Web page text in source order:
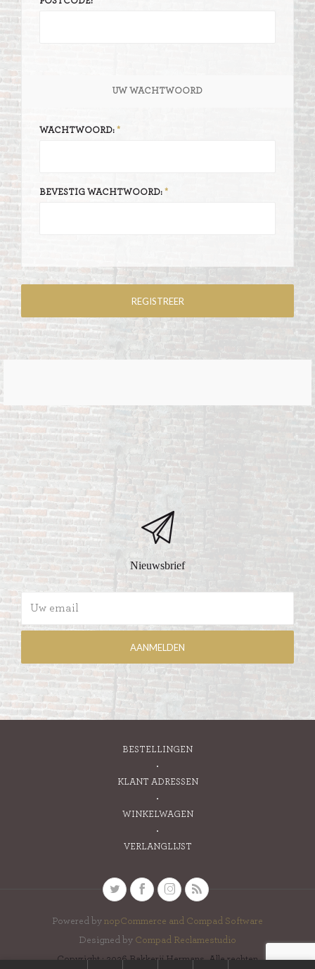
UW WACHTWOORD
WACHTWOORD:
BEVESTIG WACHTWOORD:
Nieuwsbrief
BESTELLINGEN
KLANT ADRESSEN
WINKELWAGEN
VERLANGLIJST
Powered by nopCommerce and Compad Software
Designed by Compad Reclamestudio
Copyright ; 2026 Bakkerij Hermans. Alle rechten